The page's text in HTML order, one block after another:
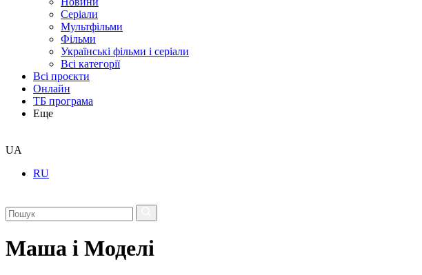
Серіали
Мультфільми
Фільми
Українські фільми і серіали
Всі категорії
Всі проєкти
Онлайн
ТБ програма
Еще
UA
RU
Маша і Моделі